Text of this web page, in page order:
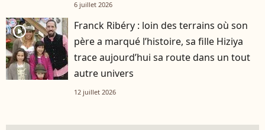
6 juillet 2026
player2
Franck Ribéry : loin des terrains où son
père a marqué l’histoire, sa fille Hiziya
trace aujourd’hui sa route dans un tout
autre univers
12 juillet 2026